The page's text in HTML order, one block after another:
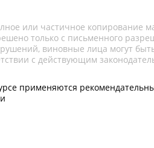
или частичное копирование
только с письменного
виновные лица могут
с действующим
применяются